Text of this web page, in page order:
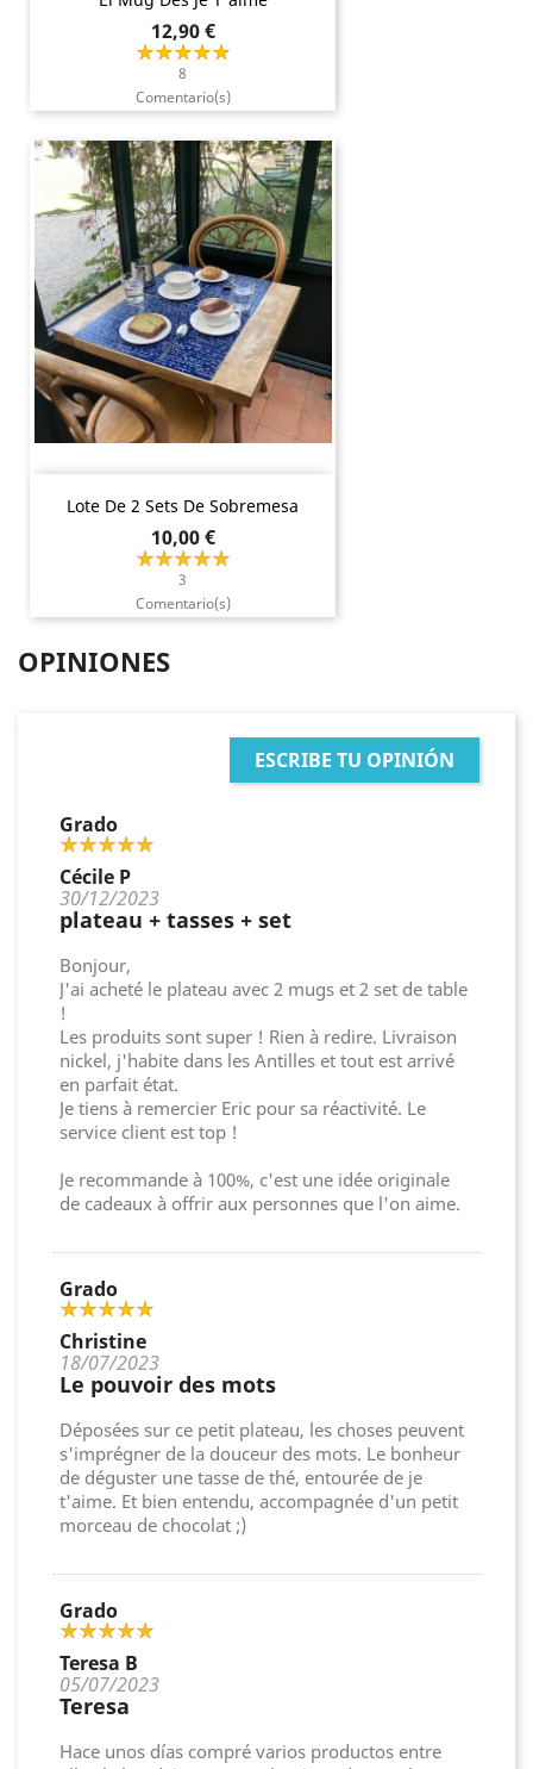
Precio
12,90 €
8
Comentario(s)
Lote De 2 Sets De Sobremesa
Precio
10,00 €
3
Comentario(s)
OPINIONES
ESCRIBE TU OPINIÓN
Grado
Cécile P
30/12/2023
plateau + tasses + set
Bonjour,
J'ai acheté le plateau avec 2 mugs et 2 set de table
!
Les produits sont super ! Rien à redire. Livraison
nickel, j'habite dans les Antilles et tout est arrivé
en parfait état.
Je tiens à remercier Eric pour sa réactivité. Le
service client est top !
Je recommande à 100%, c'est une idée originale
de cadeaux à offrir aux personnes que l'on aime.
Grado
Christine
18/07/2023
Le pouvoir des mots
Déposées sur ce petit plateau, les choses peuvent
s'imprégner de la douceur des mots. Le bonheur
de déguster une tasse de thé, entourée de je
t'aime. Et bien entendu, accompagnée d'un petit
morceau de chocolat ;)
Grado
Teresa B
05/07/2023
Teresa
Hace unos días compré varios productos entre